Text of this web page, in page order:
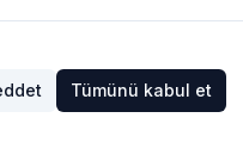
Tümünü kabul et